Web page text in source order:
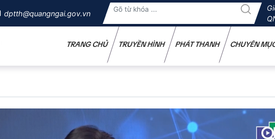
dptth@quangngai.gov.vn
TRANG CHỦ TRUYỀN HÌNH PHÁT THANH CHUYÊN